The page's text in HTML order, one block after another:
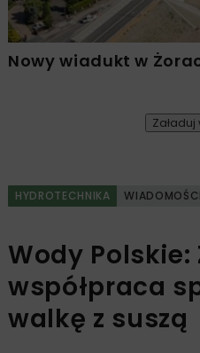
Nowy wiadukt w
HYDROTECHNIKA WIADOMOŚCI
Wody
współpraca
walkę z suszą